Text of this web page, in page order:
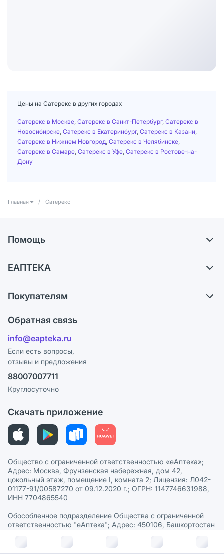
Цены на Сатерекс в других городах
Сатерекс в Москве Сатерекс в Санкт-Петербург, Сатерекс в
Новосибирске Сатерекс в Екатеринбург, Сатерекс в Казани
Сатерекс в Нижнем Новгород Сатерекс в Челябинске
Сатерекс в Самаре Сатерекс в Уфе Сатерекс в Ростове-на-
Дону
Главная / Сатерекс
Помощь
Обмен и возврат
Блог
ЕАПТЕКА
Карьера
Поставщики
Лицензия
Реклама на сайте
Ваши товары на ЕАПТЕКЕ
Покупателям
Программа СберСпасибо
Политика конфиденциальности
Пользовательское соглашение
Политика рекомендаций
Этика и соответствие
Политика в отношении обработки персональных данных
Обратная связь
info@eapteka.ru
Если есть вопросы,
отзывы и предложения
88007007711
Круглосуточно
Скачать приложение
Общество с ограниченной ответственностью «еАптека»;
Адрес: Москва, Фрунзенская набережная, дом 42,
цокольный этаж, помещение I, комната 2; Лицензия: Л042-
01177-91/00587270 от 09.12.2020 г.; ОГРН: 1147746631988,
ИНН 7704865540
Обособленное подразделение Общества с ограниченной
ответственностью "еАптека"; Адрес: 450106, Башкортостан